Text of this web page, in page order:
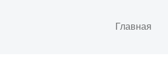
Главная